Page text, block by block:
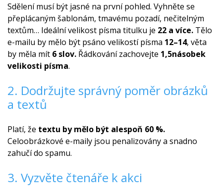
Sdělení musí být jasné na první pohled. Vyhněte se
přeplácaným šablonám, tmavému pozadí, nečitelným
textům… Ideální velikost písma titulku je 22 a více. Tělo
e-mailu by mělo být psáno velikostí písma 12–14, věta
by měla mít 6 slov. Řádkování zachovejte 1,5násobek
velikosti písma.
2. Dodržujte správný poměr obrázků
a textů
Platí, že textu by mělo být alespoň 60 %.
Celoobrázkové e-maily jsou penalizovány a snadno
zahučí do spamu.
3. Vyzvěte čtenáře k akci